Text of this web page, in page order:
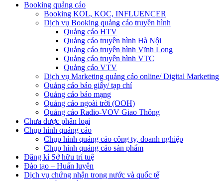
Booking quảng cáo
Booking KOL, KOC, INFLUENCER
Dịch vụ Booking quảng cáo truyền hình
Quảng cáo HTV
Quảng cáo truyền hình Hà Nội
Quảng cáo truyền hình Vĩnh Long
Quảng cáo truyền hình VTC
Quảng cáo VTV
Dịch vụ Marketing quảng cáo online/ Digital Marketing
Quảng cáo báo giấy/ tạp chí
Quảng cáo báo mạng
Quảng cáo ngoài trời (OOH)
Quảng cáo Radio-VOV Giao Thông
Chưa được phân loại
Chụp hình quảng cáo
Chụp hình quảng cáo công ty, doanh nghiệp
Chụp hình quảng cáo sản phẩm
Đăng kí Sở hữu trí tuệ
Đào tạo – Huấn luyện
Dịch vụ chứng nhận trong nước và quốc tế